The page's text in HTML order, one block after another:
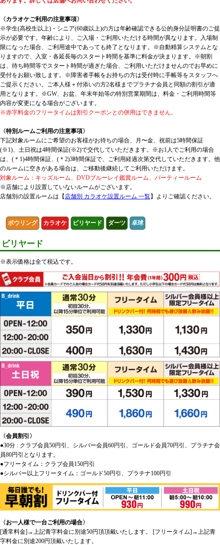
〈カラオケご利用の注意事項〉
※学生(高校生以上)・シニア(60歳以上)の方は年齢確認できる公的身分証明書のご提
示が必要です。年齢により、ご入場・ご利用いただける時間が異なります。入場制
限になった場合、ご利用途中であっても終了となります。※自動精算システムとな
りますので、入室・各延長毎のスタート時間を基準に料金が決まります。※朝割
は、待ち時間等でスタート時間が過ぎた場合、ご利用いただけませんのでお早めに
受付をお願い致します。※障害者手帳をお持ちの方は受付時に手帳等をスタッフへ
ご提示ください。ご本人様＋付添いの方2名様までプラチナ会員と同額の割引が適
用となります。※GW、お盆、年末年始等の特別営業期間は、料金・ご利用時間等
内容が変更になる場合がございます。
※赤字料金のフリータイムは割引クーポンとの併用はできません。
〈特別ルームご利用の注意事項〉
下記対象ルームにご希望のお客様がお待ちの場合、月〜金、祝前は5時間保証
(※1)、土日祝は4時間保証(※2)で交代していただきます。※お1人でご利用の場合
は、(＊1)4時間保証、(＊2)3時間保証で、ご利用経過次第交代していただきます。他
のルームに空きがある場合は、ご移動後継続してご利用いただけます。
対象ルーム：キッズルーム、DVDブルーレイ鑑賞ルーム、パーティールーム
※店舗により設置していないルームがございます。
店舗別の設置ルームは【店舗別 カラオケ設置ルーム 一覧】よりご確認ください。
ボウリング カラオケ ビリヤード ダーツ 卓球
ビリヤード
※表示価格は全て税込です。
〈会員割引〉
●30分 : クラブ会員50円引、シルバー会員60円引、ゴールド会員70円引、プラチナ会
員80円引となります。
●フリータイム：クラブ会員150円引
●シルバー以上フリータイム：ゴールド50円引、プラチナ100円引
〈お一人様で一台ご利用の場合〉
[通常料金]→上記青字料金に別途50円頂頂戴いたします。 [フリータイム]→上記青
字料金に別途200円頂戴いたします。